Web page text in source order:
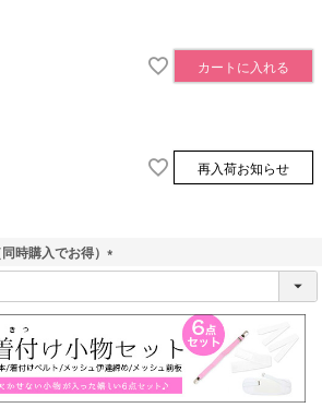
カートに入れる
再入荷お知らせ
時購入でお得）
(
必
須